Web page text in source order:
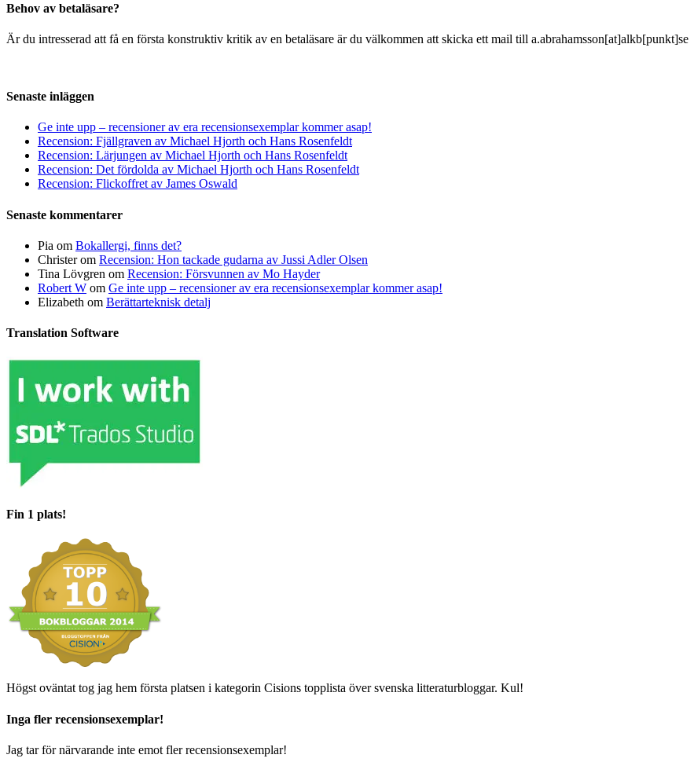
Behov av betaläsare?
Är du intresserad att få en första konstruktiv kritik av en betaläsare är du välkommen att skicka ett mail till a.abrahamsson[at]alkb[punkt]se
Senaste inläggen
Ge inte upp – recensioner av era recensionsexemplar kommer asap!
Recension: Fjällgraven av Michael Hjorth och Hans Rosenfeldt
Recension: Lärjungen av Michael Hjorth och Hans Rosenfeldt
Recension: Det fördolda av Michael Hjorth och Hans Rosenfeldt
Recension: Flickoffret av James Oswald
Senaste kommentarer
Pia om Bokallergi, finns det?
Christerom Recension: Hon tackade gudarna av Jussi Adler Olsen
Tina Lövgren om Recension: Försvunnen av Mo Hayder
Robert W om Ge inte upp – recensioner av era recensionsexemplar kommer asap!
Elizabeth om Berättarteknisk detalj
Translation Software
Fin 1 plats!
Högst oväntat tog jag hem första platsen i kategorin Cisions topplista över svenska litteraturbloggar. Kul!
Inga fler recensionsexemplar!
Jag tar för närvarande inte emot fler recensionsexemplar!